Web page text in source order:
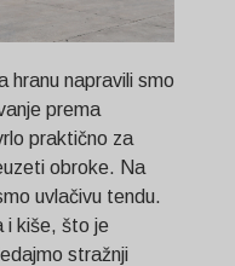
hranu napravili smo
prema
praktično za
obroke. Na
uvlačivu tendu.
i kiše, što je
stražnji